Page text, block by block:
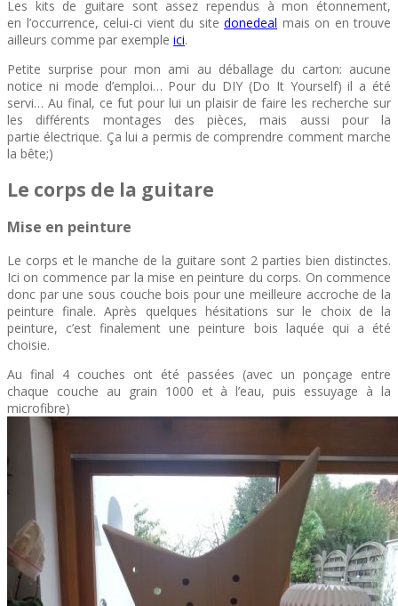
Les kits de guitare sont assez rependus à mon étonnement,
en l’occurrence, celui-ci vient du site donedeal mais on en trouve
ailleurs comme par exemple ici.
Petite surprise pour mon ami au déballage du carton: aucune
notice ni mode d’emploi… Pour du DIY (Do It Yourself) il a été
servi… Au final, ce fut pour lui un plaisir de faire les recherche sur
les différents montages des pièces, mais aussi pour la
partie électrique. Ça lui a permis de comprendre comment marche
la bête;)
Le corps de la guitare
Mise en peinture
Le corps et le manche de la guitare sont 2 parties bien distinctes.
Ici on commence par la mise en peinture du corps. On commence
donc par une sous couche bois pour une meilleure accroche de la
peinture finale. Après quelques hésitations sur le choix de la
peinture, c’est finalement une peinture bois laquée qui a été
choisie.
Au final 4 couches ont été passées (avec un ponçage entre
chaque couche au grain 1000 et à l’eau, puis essuyage à la
microfibre)